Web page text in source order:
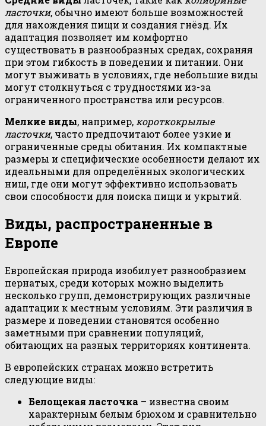
ласточки, обычно имеют больше возможностей
для нахождения пищи и создания гнёзд. Их
адаптация позволяет им комфортно
существовать в разнообразных средах, сохраняя
при этом гибкость в поведении и питании. Они
могут выживать в условиях, где небольшие виды
могут столкнуться с трудностями из-за
ограниченного пространства или ресурсов.
Мелкие виды, например, короткокрылые
ласточки, часто предпочитают более узкие и
ограниченные среды обитания. Их компактные
размеры и специфические особенности делают их
идеальными для определённых экологических
ниш, где они могут эффективно использовать
свои способности для поиска пищи и укрытий.
Виды, распространенные в
Европе
Европейская природа изобилует разнообразием
пернатых, среди которых можно выделить
несколько групп, демонстрирующих различные
адаптации к местным условиям. Эти различия в
размере и поведении становятся особенно
заметными при сравнении популяций,
обитающих на разных территориях континента.
В европейских странах можно встретить
следующие виды:
Белощекая ласточка – известна своим
характерным белым брюхом и сравнительно